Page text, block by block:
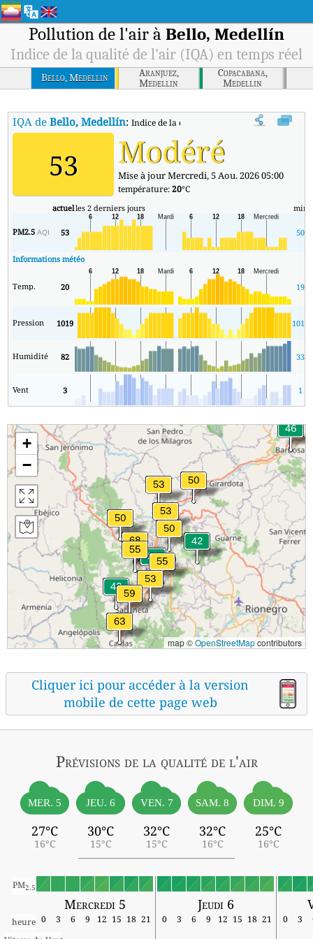
Pollution de l'air à Bello, Medellín
Indice de la qualité de l'air (IQA) en temps réel
Bello, Medellin
Aranjuez,
Medellin
Copacabana,
Medellin
IQA deBello, Medellín:Indice de la qualité de l'air (IQA) à Bello,
53 Modéré
Mise à jour Mercredi, 5 Aou. 2026 05:00
température:20°C
actuelles 2 derniers jours min
PM2.5AQI 53 50
Informations météo
Temp. 20 19
Pression 1019 1015
Humidité 82 33
Vent 3 1
+
−
map ©OpenStreetMapcontributors
Cliquer ici pour accéder à la version
mobile de cette page web
Prévisionsde la qualité de l'air
MER. 5
27°C
16°C
JEU. 6
30°C
15°C
VEN. 7
32°C
15°C
SAM. 8
32°C
16°C
DIM. 9
25°C
16°C
PM2.5
Mercredi 5 Jeudi 6
heure 0 3 6 9 12 15 18 21 0 3 6 9 12 15 18 21 0 3